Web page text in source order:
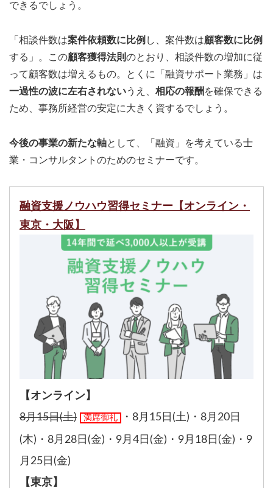
できるでしょう。
「相談件数は案件依頼数に比例 し、案件数は顧客数に比例
する」。この顧客獲得法則のとおり、相談件数の増加に従
って顧客数は増えるもの。とくに「融資サポート業務」は
一過性の波に左右されないうえ、 相応の報酬 を確保できる
ため、事務所経営の安定に大きく資するでしょう。
今後の事業の新たな軸として、「融資」を考えている士
業・コンサルタントのためのセミナーです。
融資支援ノウハウ習得セミナー【オンライン・
東京・大阪】
【オンライン】
8月15日(土) 満席御礼 ・ 8月15日(土) ・ 8月20日
(木) ・ 8月28日(金) ・ 9月4日(金) ・ 9月18日(金) ・ 9
月25日(金)
【東京】